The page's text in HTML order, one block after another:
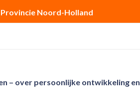
Noord-Holland
– over persoonlijke ontwikkeling